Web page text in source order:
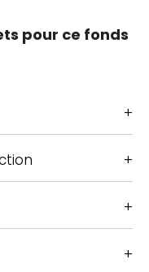
pour ce fonds